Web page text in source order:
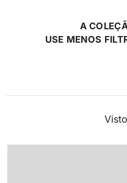
A
USE MENOS